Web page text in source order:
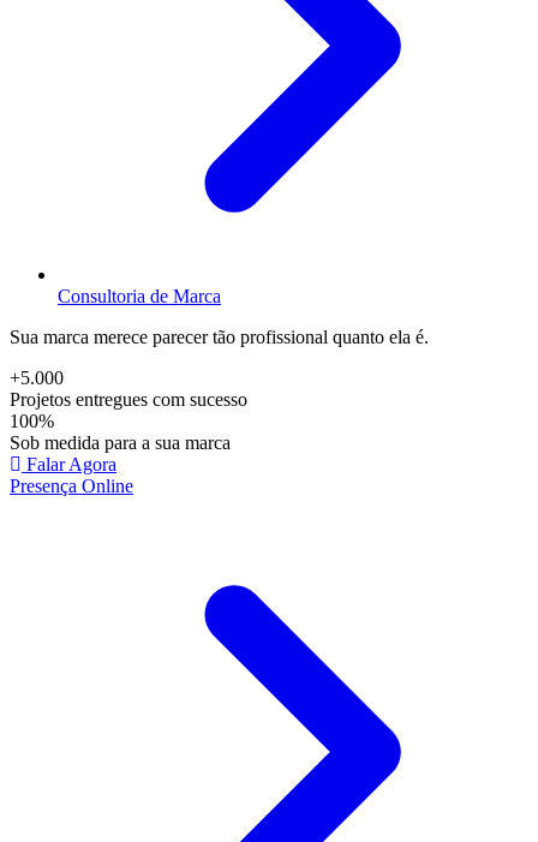
Consultoria de Marca
Sua marca merece parecer tão profissional quanto ela é.
+5.000
Projetos entregues com sucesso
100%
Sob medida para a sua marca
Falar Agora
Presença Online